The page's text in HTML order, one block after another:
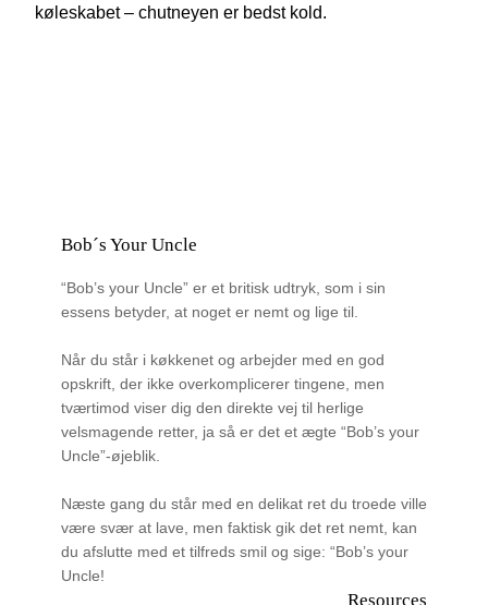
køleskabet – chutneyen er bedst kold.
Bob´s Your Uncle
“Bob’s your Uncle” er et britisk udtryk, som i sin
essens betyder, at noget er nemt og lige til.
Når du står i køkkenet og arbejder med en god
opskrift, der ikke overkomplicerer tingene, men
tværtimod viser dig den direkte vej til herlige
velsmagende retter, ja så er det et ægte “Bob’s your
Uncle”-øjeblik.
Næste gang du står med en delikat ret du troede ville
være svær at lave, men faktisk gik det ret nemt, kan
du afslutte med et tilfreds smil og sige: “Bob’s your
Uncle!
Resources